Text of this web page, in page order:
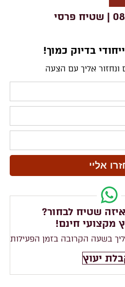
בדיוק כמוך!
ונחזור אליך עם הצעה
שטיח לבחור?
מקצועי חינם!
אליך בשעה הקרובה בזמן הפעילות
יעוץ